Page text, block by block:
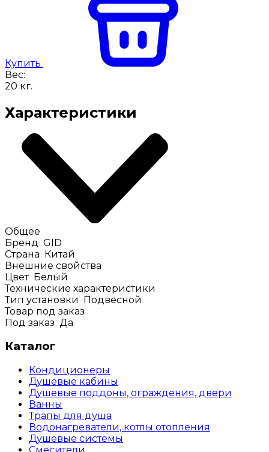
Купить
Вес:
20 кг.
Характеристики
Общее
Бренд GID
Страна Китай
Внешние свойства
Цвет Белый
Технические характеристики
Тип установки Подвесной
Товар под заказ
Под заказ Да
Каталог
Кондиционеры
Душевые кабины
Душевые поддоны, ограждения, двери
Ванны
Трапы для душа
Водонагреватели, котлы отопления
Душевые системы